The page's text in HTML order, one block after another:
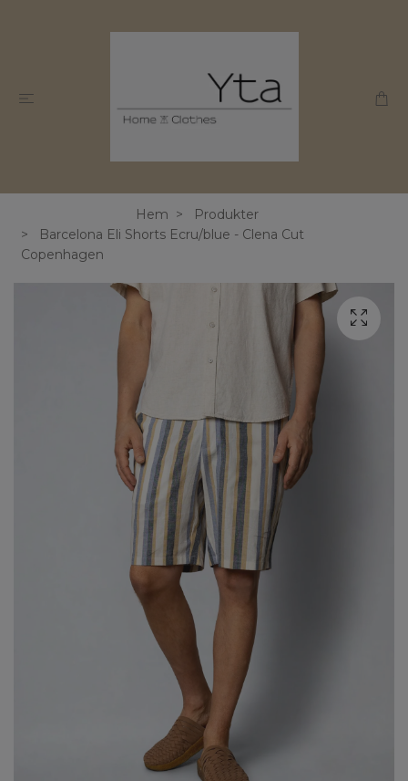
Hem
Produkter
Barcelona Eli Shorts Ecru/blue - Clena Cut
Copenhagen